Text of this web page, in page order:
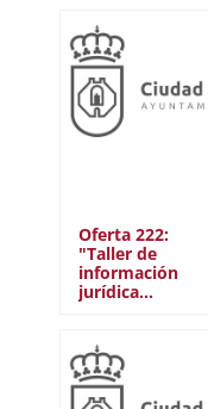
Entre semana
Fines de
Vacaciones
ÁREA TEMÁTICA
Cooperación
Ambiental
Oferta 222:
"Taller de
información
jurídica…